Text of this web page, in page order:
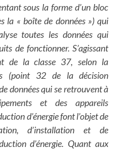
sous la forme d’un bloc
la « boîte de données ») qui
toutes les données qui
de fonctionner. S’agissant
de la classe 37, selon la
(point 32 de la décision
données qui se retrouvent à
et des appareils
d’énergie font l’objet de
d’installation et de
d’énergie. Quant aux